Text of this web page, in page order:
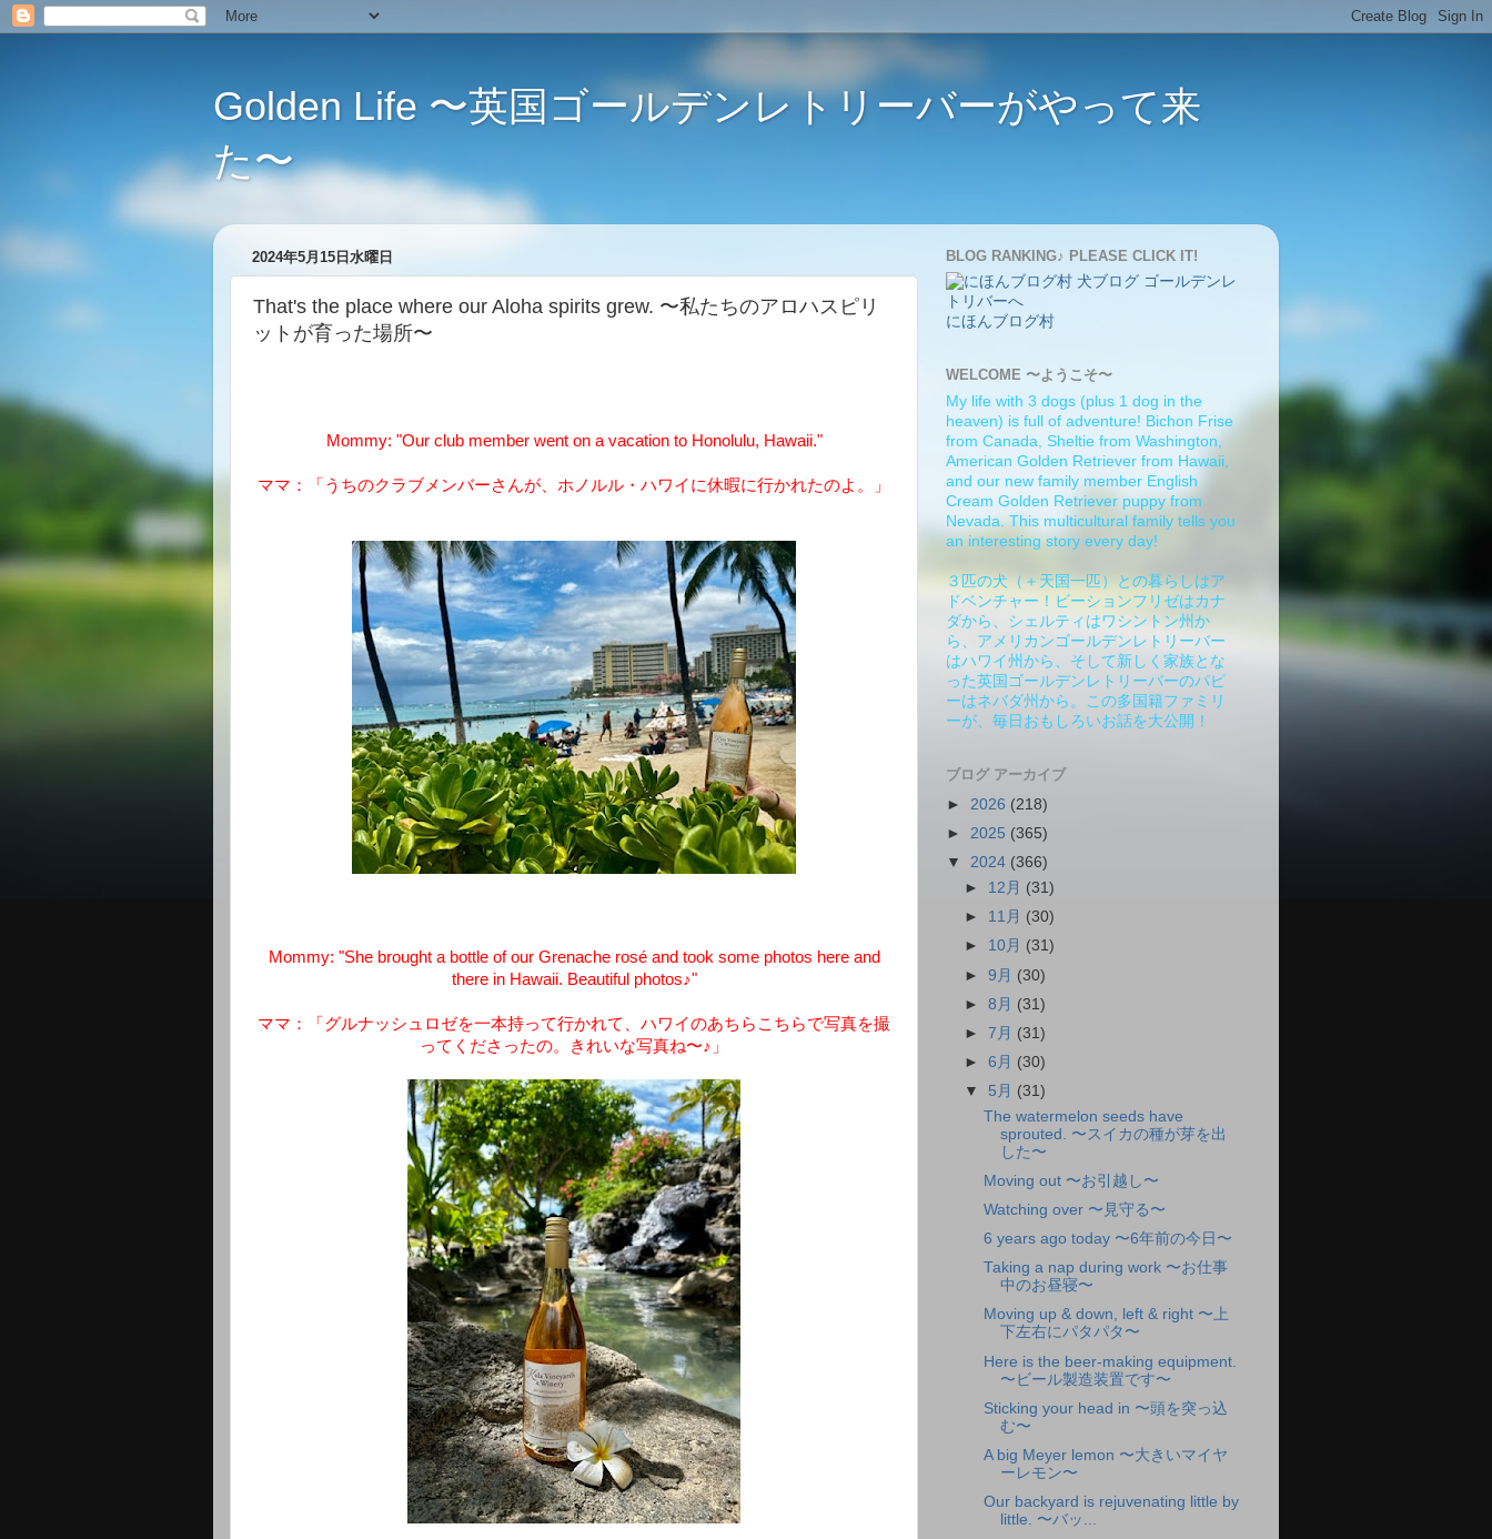
Golden Life 〜英国ゴールデンレトリーバーがやって来
た〜
2024年5月15日水曜日
That's the place where our Aloha spirits grew. 〜私たちのアロハスピリ
ットが育った場所〜
Mommy: "Our club member went on a vacation to Honolulu, Hawaii."
ママ：「うちのクラブメンバーさんが、ホノルル・ハワイに休暇に行かれたのよ。」
Mommy: "She brought a bottle of our Grenache rosé and took some photos here and
there in Hawaii. Beautiful photos♪"
ママ：「グルナッシュロゼを一本持って行かれて、ハワイのあちらこちらで写真を撮
ってくださったの。きれいな写真ね〜♪」
BLOG RANKING♪ PLEASE CLICK IT!
にほんブログ村
WELCOME 〜ようこそ〜
My life with 3 dogs (plus 1 dog in the
heaven) is full of adventure! Bichon Frise
from Canada, Sheltie from Washington,
American Golden Retriever from Hawaii,
and our new family member English
Cream Golden Retriever puppy from
Nevada. This multicultural family tells you
an interesting story every day!
３匹の犬（＋天国一匹）との暮らしはア
ドベンチャー！ビーションフリゼはカナ
ダから、シェルティはワシントン州か
ら、アメリカンゴールデンレトリーバー
はハワイ州から、そして新しく家族とな
った英国ゴールデンレトリーバーのパピ
ーはネバダ州から。この多国籍ファミリ
ーが、毎日おもしろいお話を大公開！
ブログ アーカイブ
► 2026 (218)
► 2025 (365)
▼ 2024 (366)
► 12月 (31)
► 11月 (30)
► 10月 (31)
►9月 (30)
►8月 (31)
►7月 (31)
►6月 (30)
▼ 5月 (31)
The watermelon seeds have
sprouted. 〜スイカの種が芽を出
した〜
Moving out 〜お引越し〜
Watching over 〜見守る〜
6 years ago today 〜6年前の今日〜
Taking a nap during work 〜お仕事
中のお昼寝〜
Moving up & down, left & right 〜上
下左右にパタパタ〜
Here is the beer-making equipment.
〜ビール製造装置です〜
Sticking your head in 〜頭を突っ込
む〜
A big Meyer lemon 〜大きいマイヤ
ーレモン〜
Our backyard is rejuvenating little by
little. 〜バッ...